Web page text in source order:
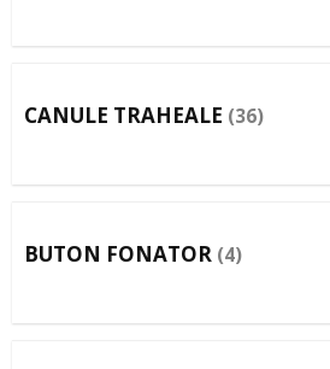
CANULE TRAHEALE (36)
BUTON FONATOR (4)